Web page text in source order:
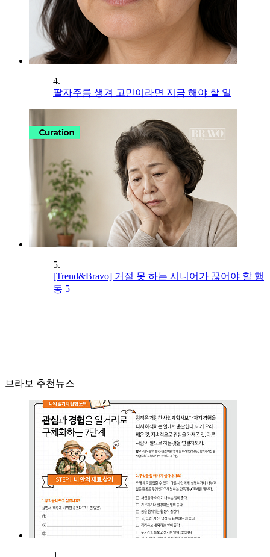
4.
팔자주름 생겨 고민이라면 지금 해야 할 일
5.
[Trend&Bravo] 거절 못 하는 시니어가 끊어야 할 행
동 5
브라보 추천뉴스